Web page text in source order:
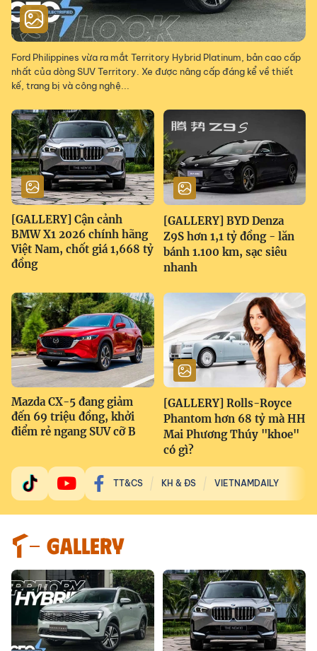
Ford Philippines vừa ra mắt Territory Hybrid Platinum, bản cao cấp
nhất của dòng SUV Territory. Xe được nâng cấp đáng kể về thiết
kế, trang bị và công nghệ...
[GALLERY] Cận cảnh
BMW X1 2026 chính hãng
Việt Nam, chốt giá 1,668 tỷ
đồng
[GALLERY] BYD Denza
Z9S hơn 1,1 tỷ đồng - lăn
bánh 1.100 km, sạc siêu
nhanh
Mazda CX-5 đang giảm
đến 69 triệu đồng, khởi
điểm rẻ ngang SUV cỡ B
[GALLERY] Rolls-Royce
Phantom hơn 68 tỷ mà HH
Mai Phương Thúy "khoe"
có gì?
TT&CS KH & ĐS VIETNAMDAILY
GALLERY